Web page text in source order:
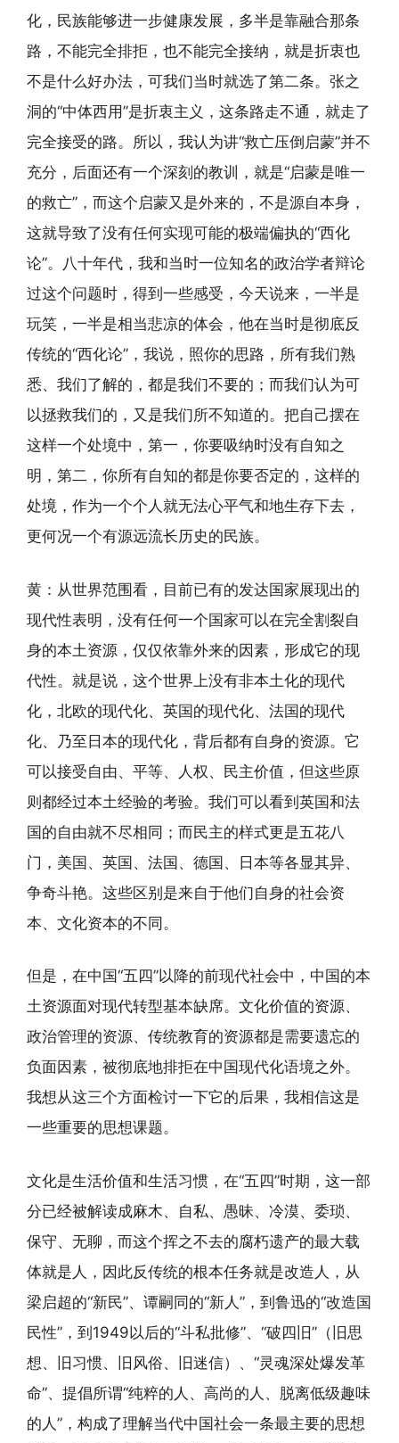
化，民族能够进一步健康发展，多半是靠融合那条
路，不能完全排拒，也不能完全接纳，就是折衷也
不是什么好办法，可我们当时就选了第二条。张之
洞的“中体西用”是折衷主义，这条路走不通，就走了
完全接受的路。所以，我认为讲“救亡压倒启蒙”并不
充分，后面还有一个深刻的教训，就是“启蒙是唯一
的救亡”，而这个启蒙又是外来的，不是源自本身，
这就导致了没有任何实现可能的极端偏执的“西化
论”。八十年代，我和当时一位知名的政治学者辩论
过这个问题时，得到一些感受，今天说来，一半是
玩笑，一半是相当悲凉的体会，他在当时是彻底反
传统的“西化论”，我说，照你的思路，所有我们熟
悉、我们了解的，都是我们不要的；而我们认为可
以拯救我们的，又是我们所不知道的。把自己摆在
这样一个处境中，第一，你要吸纳时没有自知之
明，第二，你所有自知的都是你要否定的，这样的
处境，作为一个个人就无法心平气和地生存下去，
更何况一个有源远流长历史的民族。
黄：从世界范围看，目前已有的发达国家展现出的
现代性表明，没有任何一个国家可以在完全割裂自
身的本土资源，仅仅依靠外来的因素，形成它的现
代性。就是说，这个世界上没有非本土化的现代
化，北欧的现代化、英国的现代化、法国的现代
化、乃至日本的现代化，背后都有自身的资源。它
可以接受自由、平等、人权、民主价值，但这些原
则都经过本土经验的考验。我们可以看到英国和法
国的自由就不尽相同；而民主的样式更是五花八
门，美国、英国、法国、德国、日本等各显其异、
争奇斗艳。这些区别是来自于他们自身的社会资
本、文化资本的不同。
但是，在中国“五四”以降的前现代社会中，中国的本
土资源面对现代转型基本缺席。文化价值的资源、
政治管理的资源、传统教育的资源都是需要遗忘的
负面因素，被彻底地排拒在中国现代化语境之外。
我想从这三个方面检讨一下它的后果，我相信这是
一些重要的思想课题。
文化是生活价值和生活习惯，在“五四”时期，这一部
分已经被解读成麻木、自私、愚昧、冷漠、委琐、
保守、无聊，而这个挥之不去的腐朽遗产的最大载
体就是人，因此反传统的根本任务就是改造人，从
梁启超的“新民”、谭嗣同的“新人”，到鲁迅的“改造国
民性”，到1949以后的“斗私批修”、“破四旧”（旧思
想、旧习惯、旧风俗、旧迷信）、“灵魂深处爆发革
命”、提倡所谓“纯粹的人、高尚的人、脱离低级趣味
的人”，构成了理解当代中国社会一条最主要的思想